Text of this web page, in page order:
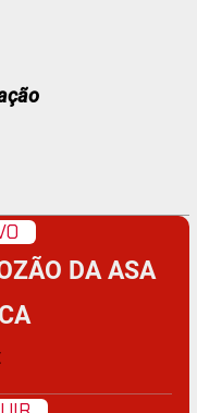
DA ASA